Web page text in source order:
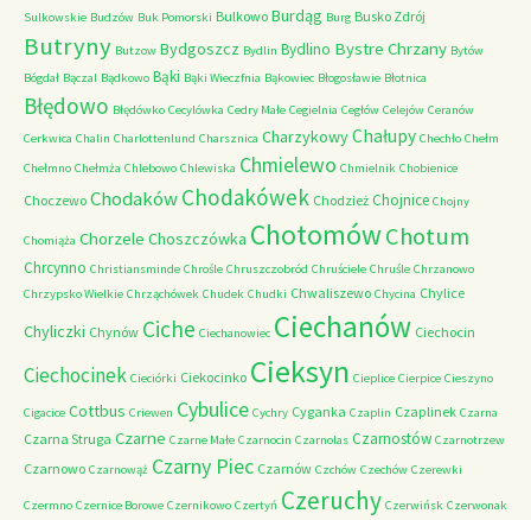
Sulkowskie Budzów Buk Pomorski Bulkowo Burdąg Burg Busko Zdrój
Butryny Butzow Bydgoszcz Bydlin Bydlino Bystre Chrzany Bytów
Bógdał Bączal Bądkowo Bąki Bąki Wieczfnia Bąkowiec Błogosławie Błotnica
Błędowo Błędówko Cecylówka Cedry Małe Cegielnia Cegłów Celejów Ceranów
Cerkwica Chalin Charlottenlund Charsznica CharzykowyChałupy Chechło Chełm
Chełmno Chełmża Chlebowo Chlewiska Chmielewo Chmielnik Chobienice
Choczewo ChodakówChodakówek Chodzież Chojnice Chojny
Chomiąża Chorzele Choszczówka ChotomówChotum
Chrcynno Christiansminde Chrośle Chruszczobród Chruściele Chruśle Chrzanowo
Chrzypsko Wielkie Chrząchówek Chudek Chudki Chwaliszewo Chycina Chylice
Chyliczki Chynów Ciche Ciechanowiec Ciechanów Ciechocin
Ciechocinek Cieciórki Ciekocinko Cieksyn Cieplice Cierpice Cieszyno
Cigacice Cottbus Criewen Cybulice Cychry Cyganka Czaplin Czaplinek Czarna
Czarna Struga Czarne Czarne Małe Czarnocin Czarnolas Czarnostów Czarnotrzew
Czarnowo Czarnowąż Czarny Piec Czarnów Czchów Czechów Czerewki
Czermno Czernice Borowe Czernikowo Czertyń Czeruchy Czerwińsk Czerwonak